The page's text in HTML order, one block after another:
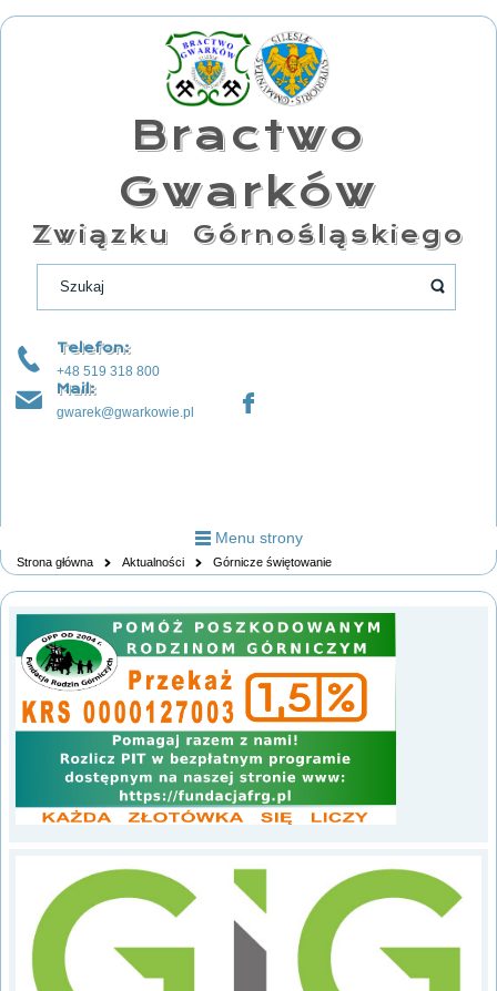
Bractwo
Gwarków
Związku Górnośląskiego
Telefon:
+48 519 318 800
Mail:
gwarek@gwarkowie.pl
Menu strony
Strona główna Aktualności Górnicze świętowanie